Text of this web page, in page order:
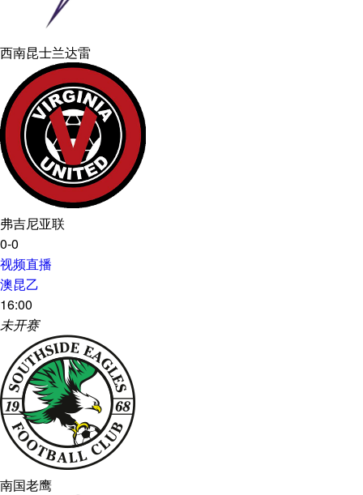
西南昆士兰达雷
弗吉尼亚联
0-0
视频直播
澳昆乙
16:00
未开赛
南国老鹰